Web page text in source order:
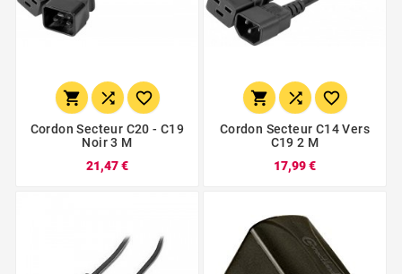
  
Cordon Secteur C20 - C19
Noir 3 M
21,47 €
  
Cordon Secteur C14 Vers
C19 2 M
17,99 €